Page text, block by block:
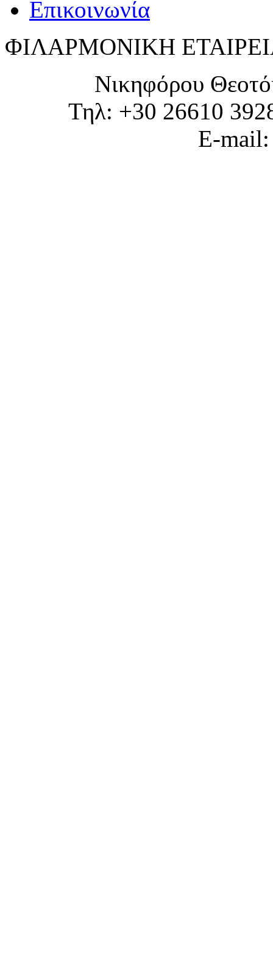
Επικοινωνία
ΦΙΛΑΡΜΟΝΙΚΗ
Νικηφόρου
Τηλ: +30 26610
E-